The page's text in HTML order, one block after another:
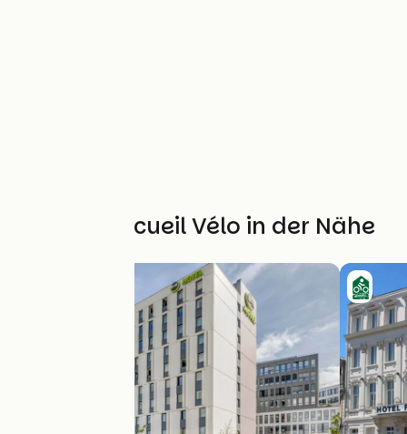
Weitere Accueil Vélo in der Nähe